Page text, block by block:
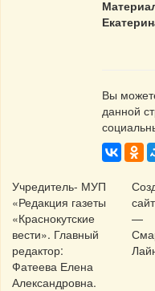
Вы
данной
Учредитель- МУП
«Редакция газеты
«Краснокутские
вести». Главный
редактор:
Фатеева Елена
Александровна.
—